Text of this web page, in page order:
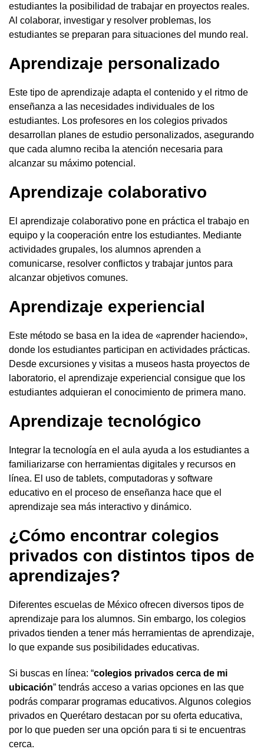
estudiantes la posibilidad de trabajar en proyectos reales.
Al colaborar, investigar y resolver problemas, los
estudiantes se preparan para situaciones del mundo real.
Aprendizaje personalizado
Este tipo de aprendizaje adapta el contenido y el ritmo de
enseñanza a las necesidades individuales de los
estudiantes. Los profesores en los colegios privados
desarrollan planes de estudio personalizados, asegurando
que cada alumno reciba la atención necesaria para
alcanzar su máximo potencial.
Aprendizaje colaborativo
El aprendizaje colaborativo pone en práctica el trabajo en
equipo y la cooperación entre los estudiantes. Mediante
actividades grupales, los alumnos aprenden a
comunicarse, resolver conflictos y trabajar juntos para
alcanzar objetivos comunes.
Aprendizaje experiencial
Este método se basa en la idea de «aprender haciendo»,
donde los estudiantes participan en actividades prácticas.
Desde excursiones y visitas a museos hasta proyectos de
laboratorio, el aprendizaje experiencial consigue que los
estudiantes adquieran el conocimiento de primera mano.
Aprendizaje tecnológico
Integrar la tecnología en el aula ayuda a los estudiantes a
familiarizarse con herramientas digitales y recursos en
línea. El uso de tablets, computadoras y software
educativo en el proceso de enseñanza hace que el
aprendizaje sea más interactivo y dinámico.
¿Cómo encontrar colegios
privados con distintos tipos de
aprendizajes?
Diferentes escuelas de México ofrecen diversos tipos de
aprendizaje para los alumnos. Sin embargo, los colegios
privados tienden a tener más herramientas de aprendizaje,
lo que expande sus posibilidades educativas.
Si buscas en línea: “colegios privados cerca de mi
ubicación” tendrás acceso a varias opciones en las que
podrás comparar programas educativos. Algunos colegios
privados en Querétaro destacan por su oferta educativa,
por lo que pueden ser una opción para ti si te encuentras
cerca.